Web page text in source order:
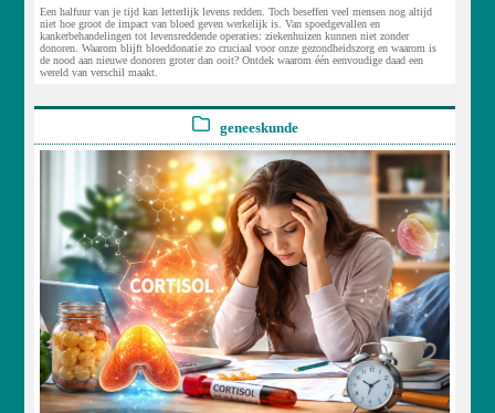
Een halfuur van je tijd kan letterlijk levens redden. Toch beseffen veel mensen nog altijd
niet hoe groot de impact van bloed geven werkelijk is. Van spoedgevallen en
kankerbehandelingen tot levensreddende operaties: ziekenhuizen kunnen niet zonder
donoren. Waarom blijft bloeddonatie zo cruciaal voor onze gezondheidszorg en waarom is
de nood aan nieuwe donoren groter dan ooit? Ontdek waarom één eenvoudige daad een
wereld van verschil maakt.
geneeskunde